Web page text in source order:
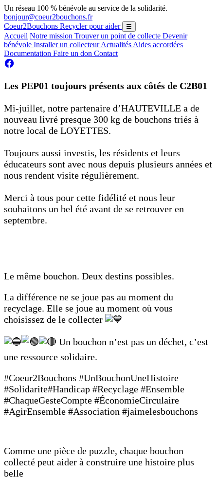
Un réseau 100 % bénévole au service de la solidarité.
bonjour@coeur2bouchons.fr
Coeur2Bouchons Recycler pour aider ☰
Accueil Notre mission Trouver un point de collecte Devenir
bénévole Installer un collecteurActualités Aides accordées
Documentation Faire un don Contact
Les PEP01 toujours présents aux côtés de C2B01
Mi-juillet, notre partenaire d’HAUTEVILLE a de
nouveau livré presque 300 kg de bouchons triés à
notre local de LOYETTES.
Toujours aussi investis, les résidents et leurs
éducateurs sont avec nous depuis plusieurs années et
nous rendent visite régulièrement.
Merci à tous pour cette fidélité et nous leur
souhaitons un bel été avant de se retrouver en
septembre.
Le même bouchon. Deux destins possibles.
La différence ne se joue pas au moment du
recyclage. Elle se joue au moment où vous
choisissez de le collecter
Un bouchon n’est pas un déchet, c’est
une ressource solidaire.
#Coeur2Bouchons #UnBouchonUneHistoire
#Solidarite#Handicap #Recyclage #Ensemble
#ChaqueGesteCompte #ÉconomieCirculaire
#AgirEnsemble #Association #jaimelesbouchons
Comme une pièce de puzzle, chaque bouchon
collecté peut aider à construire une histoire plus
belle